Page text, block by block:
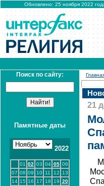
Обновлено: 25 ноября 2022
Поиск по сайту:
Памятные даты
2022
01 02 03 04 05 06
07 08 09 10 11 12
13
14 15 16 17 18 19 20
21